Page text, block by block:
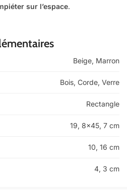
sur l’espace.
Beige, Marron
Bois, Corde, Verre
Rectangle
19, 8×45, 7 cm
10, 16 cm
4, 3 cm